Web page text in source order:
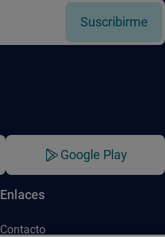
Suscribirme
Google Play
Enlaces
Contacto